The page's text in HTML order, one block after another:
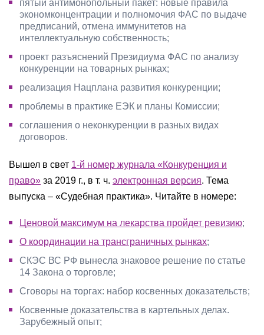
пятый антимонопольный пакет: новые правила
экономконцентрации и полномочия ФАС по выдаче
предписаний, отмена иммунитетов на
интеллектуальную собственность;
проект разъяснений Президиума ФАС по анализу
конкуренции на товарных рынках;
реализация Нацплана развития конкуренции;
проблемы в практике ЕЭК и планы Комиссии;
соглашения о неконкуренции в разных видах
договоров.
Вышел в свет 1-й номер журнала «Конкуренция и
право» за 2019 г., в т. ч. электронная версия. Тема
выпуска – «Судебная практика». Читайте в номере:
Ценовой максимум на лекарства пройдет ревизию;
О координации на трансграничных рынках;
СКЭС ВС РФ вынесла знаковое решение по статье
14 Закона о торговле;
Сговоры на торгах: набор косвенных доказательств;
Косвенные доказательства в картельных делах.
Зарубежный опыт;